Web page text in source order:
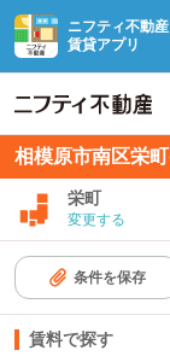
ニフティ不動産
賃貸アプリ
相模原市南区栄
栄町
変更する
条件を保存
賃料で探す